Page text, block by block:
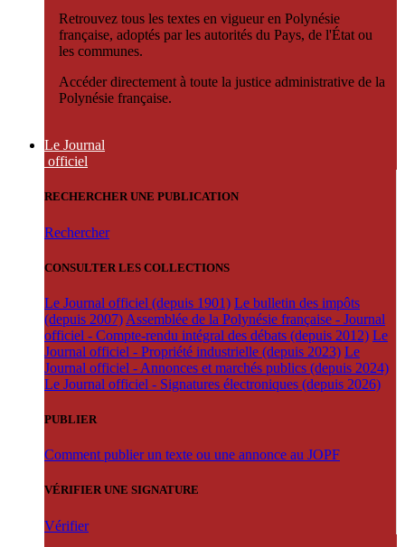
Retrouvez tous les textes en vigueur en Polynésie
française, adoptés par les autorités du Pays, de l'État ou
les communes.
Accéder directement à toute la justice administrative de la
Polynésie française.
Le Journal
officiel
RECHERCHER UNE PUBLICATION
Rechercher
CONSULTER LES COLLECTIONS
Le Journal officiel (depuis 1901) Le bulletin des impôts
(depuis 2007) Assemblée de la Polynésie française - Journal
officiel - Compte-rendu intégral des débats (depuis 2012) Le
Journal officiel - Propriété industrielle (depuis 2023) Le
Journal officiel - Annonces et marchés publics (depuis 2024)
Le Journal officiel - Signatures électroniques (depuis 2026)
PUBLIER
Comment publier un texte ou une annonce au JOPF
VÉRIFIER UNE SIGNATURE
Vérifier